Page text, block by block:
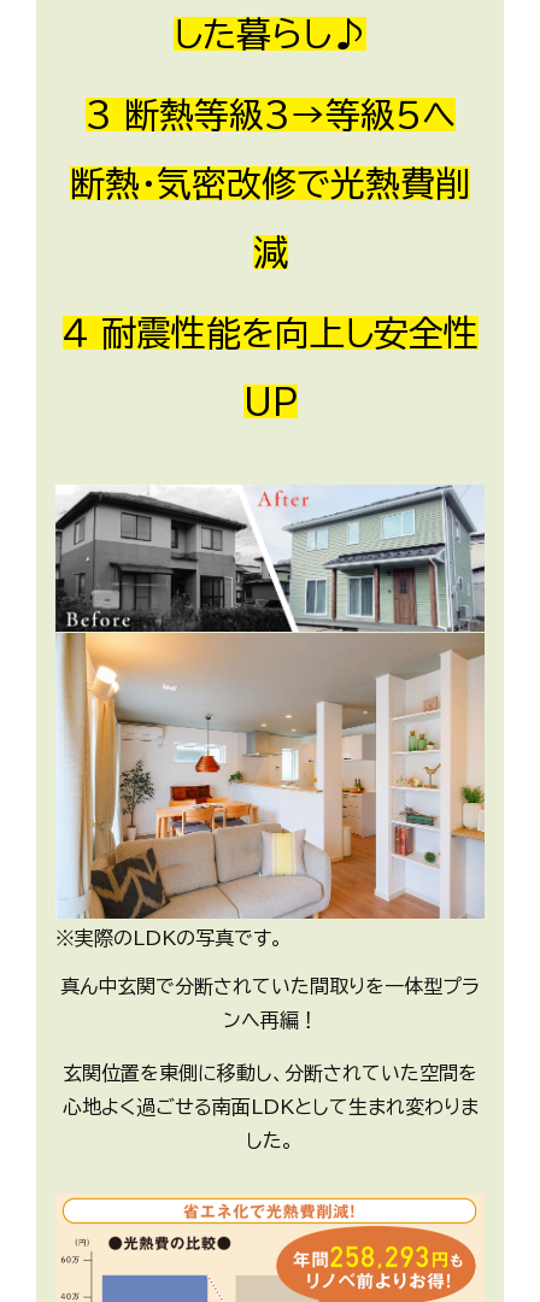
した暮らし♪
３ 断熱等級３→等級５へ
断熱・気密改修で光熱費削
減
４ 耐震性能を向上し安全性
UP
※実際のLDKの写真です。
真ん中玄関で分断されていた間取りを一体型プラ
ンへ再編！
玄関位置を東側に移動し、分断されていた空間を
心地よく過ごせる南面LDKとして生まれ変わりま
した。